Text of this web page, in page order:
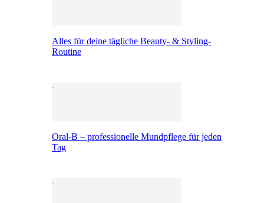
Alles für deine tägliche Beauty- & Styling-
Routine
Oral-B – professionelle Mundpflege für jeden
Tag